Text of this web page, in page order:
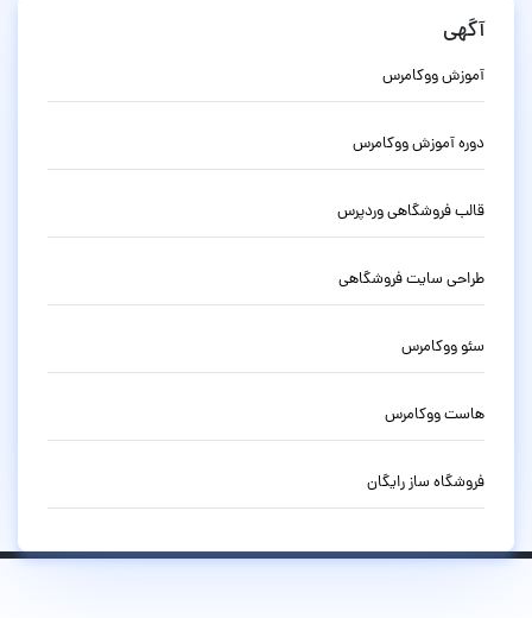
آگهی
آموزش ووکامرس
دوره آموزش ووکامرس
قالب فروشگاهی وردپرس
طراحی سایت فروشگاهی
سئو ووکامرس
هاست ووکامرس
فروشگاه ساز رایگان